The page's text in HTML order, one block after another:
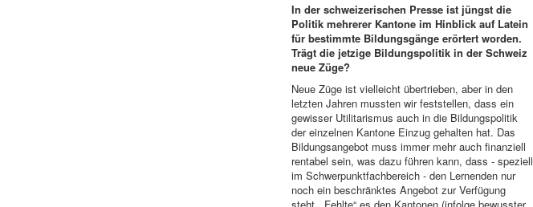
In der schweizerischen Presse ist jüngst die
Politik mehrerer Kantone im Hinblick auf Latein
für bestimmte Bildungsgänge erörtert worden.
Trägt die jetzige Bildungspolitik in der Schweiz
neue Züge?
Neue Züge ist vielleicht übertrieben, aber in den
letzten Jahren mussten wir feststellen, dass ein
gewisser Utilitarismus auch in die Bildungspolitik
der einzelnen Kantone Einzug gehalten hat. Das
Bildungsangebot muss immer mehr auch finanziell
rentabel sein, was dazu führen kann, dass - speziell
im Schwerpunktfachbereich - den Lernenden nur
noch ein beschränktes Angebot zur Verfügung